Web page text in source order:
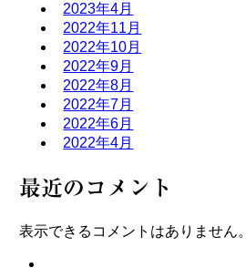
2023年4月
2022年11月
2022年10月
2022年9月
2022年8月
2022年7月
2022年6月
2022年4月
最近のコメント
表示できるコメントはありません。